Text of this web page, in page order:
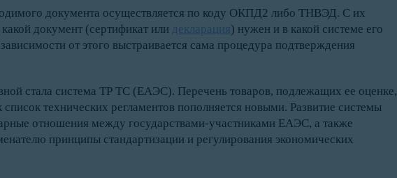
документа осуществляется по коду ОКПД2 либо ТНВЭД. С их
документ (сертификат или декларация) нужен и в какой системе его
от этого выстраивается сама процедура подтверждения
стала система ТР ТС (ЕАЭС). Перечень товаров, подлежащих ее оценке,
список технических регламентов пополняется новыми. Развитие системы
отношения между государствами-участниками ЕАЭС, а также
принципы стандартизации и регулирования экономических